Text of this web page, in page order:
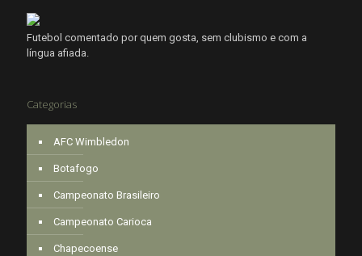
Futebol comentado por quem gosta, sem clubismo e com a
língua afiada.
Categorias
AFC Wimbledon
Botafogo
Campeonato Brasileiro
Campeonato Carioca
Chapecoense